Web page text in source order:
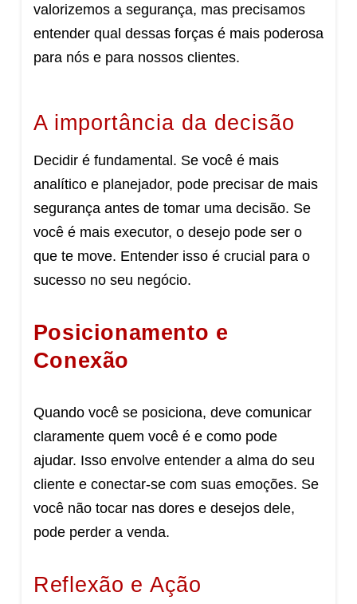
valorizemos a segurança, mas precisamos
entender qual dessas forças é mais poderosa
para nós e para nossos clientes.
A importância da decisão
Decidir é fundamental. Se você é mais
analítico e planejador, pode precisar de mais
segurança antes de tomar uma decisão. Se
você é mais executor, o desejo pode ser o
que te move. Entender isso é crucial para o
sucesso no seu negócio.
Posicionamento e
Conexão
Quando você se posiciona, deve comunicar
claramente quem você é e como pode
ajudar. Isso envolve entender a alma do seu
cliente e conectar-se com suas emoções. Se
você não tocar nas dores e desejos dele,
pode perder a venda.
Reflexão e Ação